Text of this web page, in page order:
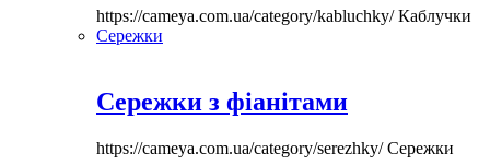
https://cameya.com.ua/category/kabluchky/Каблучки
Сережки
Сережки з фіанітами
https://cameya.com.ua/category/serezhky/Сережки